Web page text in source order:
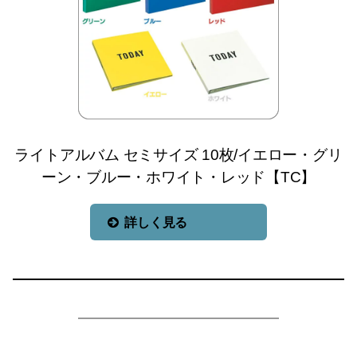
ライトアルバム セミサイズ 10枚/イエロー・グリ
ーン・ブルー・ホワイト・レッド【TC】
詳しく見る